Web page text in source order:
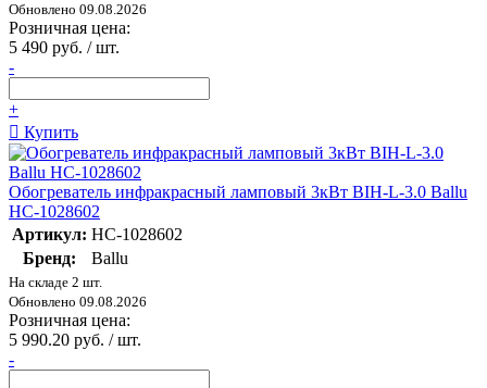
Обновлено 09.08.2026
Розничная цена:
5 490 руб. / шт.
-
+
Купить
Обогреватель инфракрасный ламповый 3кВт BIH-L-3.0 Ballu
НС-1028602
Артикул: НС-1028602
Бренд:
Ballu
На складе 2 шт.
Обновлено 09.08.2026
Розничная цена:
5 990.20 руб. / шт.
-